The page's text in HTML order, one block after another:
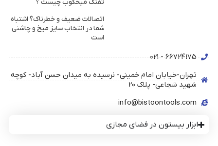
تفنگ میخکوب چیست ؟
اتصالات ضعیف و خطرناک؟ اشتباه
شما در انتخاب سایز میخ و چاشنی
است
66724175 - 021
تهران-خیابان امام خمینی- نرسیده به میدان حسن آباد- کوچه
شهید شجاعی- پلاک 20
info@bistoontools.com
ابزار بیستون در فضای مجازی